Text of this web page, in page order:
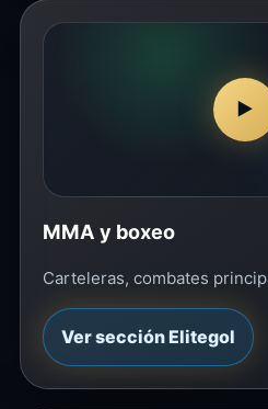
▶
MMA y boxeo
Carteleras, combates
Ver sección Elitegol